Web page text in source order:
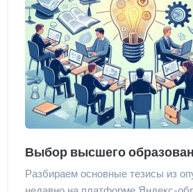
Выбор высшего
Разбираем основные тезисы из